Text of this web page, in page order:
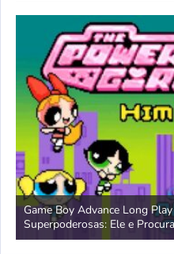
Game Boy Advance Long
Superpoderosas: Ele e